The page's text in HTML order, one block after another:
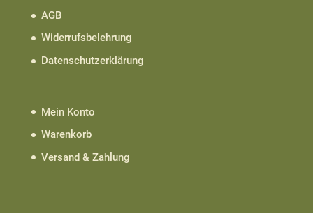
AGB
Widerrufsbelehrung
Datenschutzerklärung
Mein Konto
Warenkorb
Versand & Zahlung